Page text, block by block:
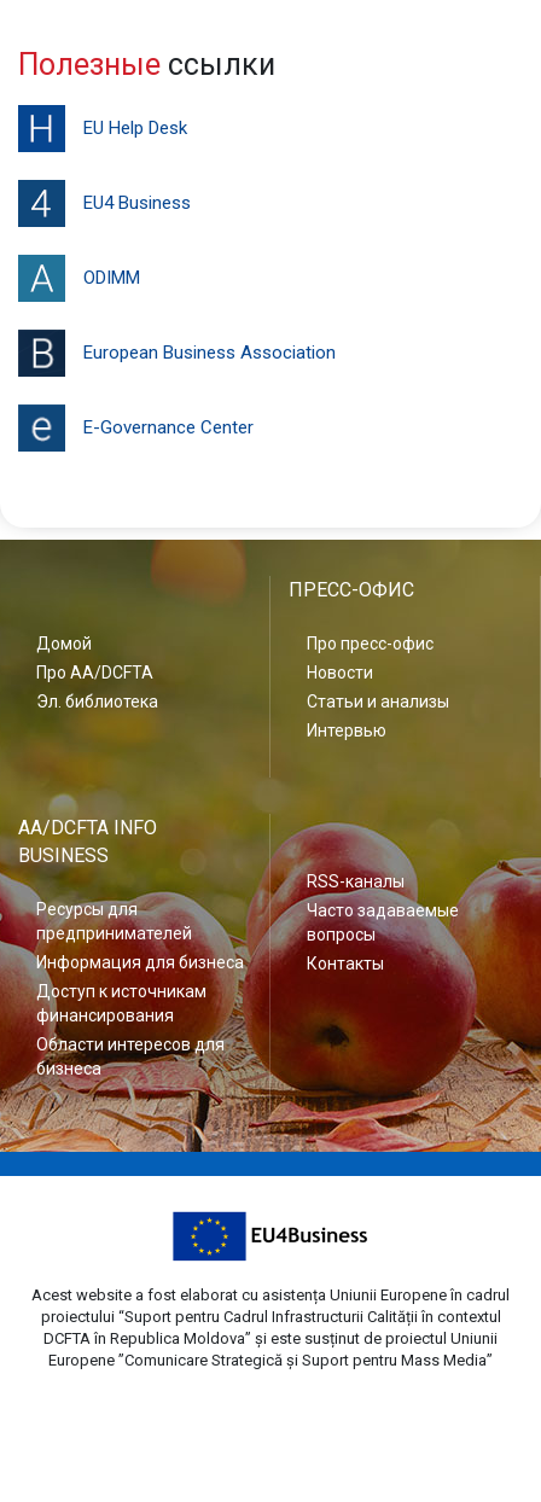
Полезные ссылки
EU Help Desk
EU4 Business
ODIMM
European Business Association
E-Governance Center
Домой
Про AA/DCFTA
Эл. библиотека
ПРЕСС-ОФИС
Про пресс-офис
Новости
Статьи и анализы
Интервью
AA/DCFTA INFO
BUSINESS
Ресурсы для
предпринимателей
Информация для бизнеса
Доступ к источникам
финансирования
Области интересов для
бизнеса
RSS-каналы
Часто задаваемые
вопросы
Контакты
Acest website a fost elaborat cu asistența Uniunii Europene în cadrul
proiectului “Suport pentru Cadrul Infrastructurii Calității în contextul
DCFTA în Republica Moldova” și este susținut de proiectul Uniunii
Europene ”Comunicare Strategică și Suport pentru Mass Media”